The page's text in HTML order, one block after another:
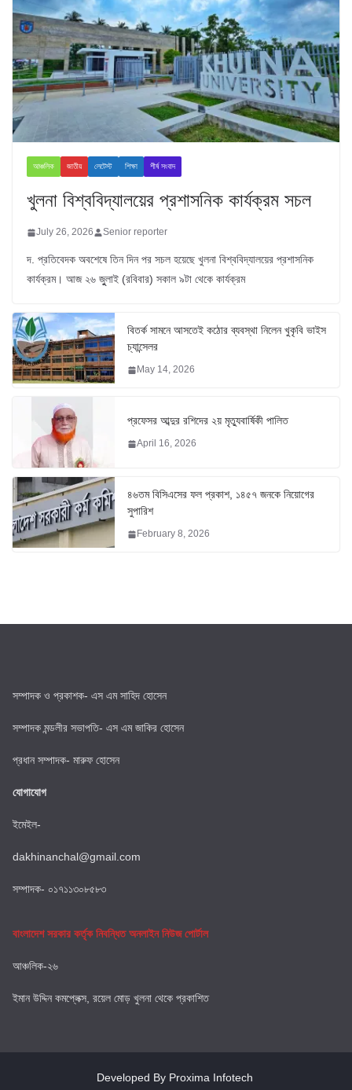
আঞ্চলিক জাতীয় লেটেস্ট শিক্ষা শীর্ষ সংবাদ
খুলনা বিশ্ববিদ্যালয়ের প্রশাসনিক কার্যক্রম সচল
July 26, 2026 Senior reporter
দ. প্রতিবেদক অবশেষে তিন দিন পর সচল হয়েছে খুলনা বিশ্ববিদ্যালয়ের প্রশাসনিক
কার্যক্রম। আজ ২৬ জুুলাই (রবিবার) সকাল ৯টা থেকে কার্যক্রম
বিতর্ক সামনে আসতেই কঠোর ব্যবস্থা নিলেন খুকৃবি ভাইস
চ্যান্সেলর
May 14, 2026
প্রফেসর আব্দুর রশিদের ২য় মৃত্যুবার্ষিকী পালিত
April 16, 2026
৪৬তম বিসিএসের ফল প্রকাশ, ১৪৫৭ জনকে নিয়োগের
সুপারিশ
February 8, 2026
সম্পাদক ও প্রকাশক- এস এম সাহিদ হোসেন
সম্পাদক মন্ডলীর সভাপতি- এস এম জাকির হোসেন
প্রধান সম্পাদক- মারুফ হোসেন
যোগাযোগ
ইমেইল-
dakhinanchal@gmail.com
সম্পাদক- ০১৭১১৩০৮৫৮৩
বাংলাদেশ সরকার কর্তৃক নিবন্ধিত অনলাইন নিউজ পোর্টাল
আঞ্চলিক-২৬
ইমান উদ্দিন কমপ্লেক্স, রয়েল মোড় খুলনা থেকে প্রকাশিত
Developed By Proxima Infotech